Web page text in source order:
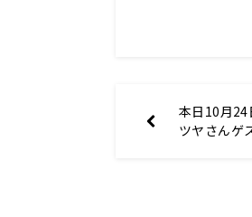
本日10月
ツヤさんゲ